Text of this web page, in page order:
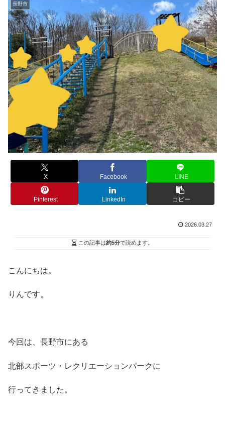
長野市
X Facebook LINE
Pinterest LinkedIn コピー
2026.03.27
この記事は約5分で読めます。
こんにちは。
りんです。
今回は、長野市にある
北部スポーツ・レクリエーションパークに
行ってきました。